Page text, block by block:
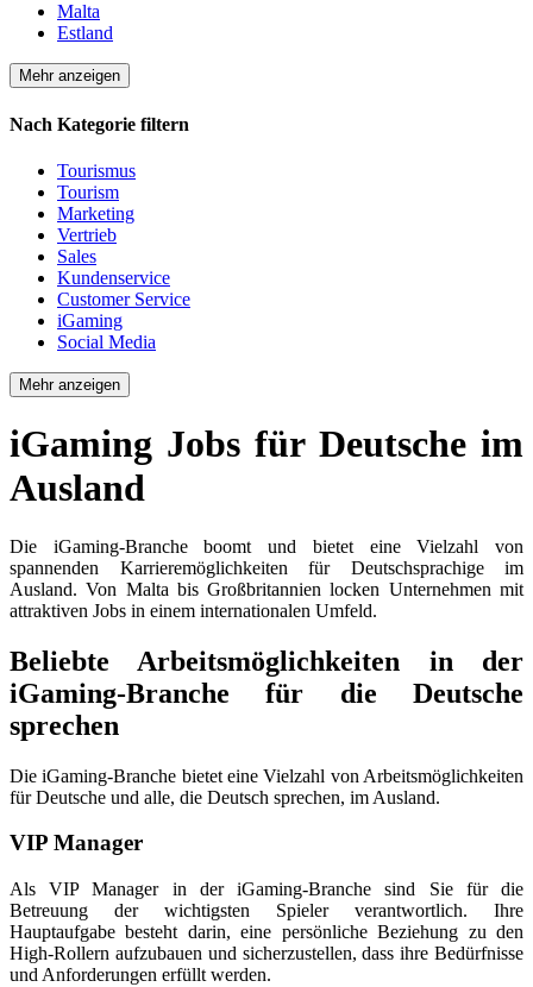
Malta
Estland
Mehr anzeigen
Nach Kategorie filtern
Tourismus
Tourism
Marketing
Vertrieb
Sales
Kundenservice
Customer Service
iGaming
Social Media
Mehr anzeigen
iGaming Jobs für Deutsche im
Ausland
Die iGaming-Branche boomt und bietet eine Vielzahl von
spannenden Karrieremöglichkeiten für Deutschsprachige im
Ausland. Von Malta bis Großbritannien locken Unternehmen mit
attraktiven Jobs in einem internationalen Umfeld.
Beliebte Arbeitsmöglichkeiten in der
iGaming-Branche für die Deutsche
sprechen
Die iGaming-Branche bietet eine Vielzahl von Arbeitsmöglichkeiten
für Deutsche und alle, die Deutsch sprechen, im Ausland.
VIP Manager
Als VIP Manager in der iGaming-Branche sind Sie für die
Betreuung der wichtigsten Spieler verantwortlich. Ihre
Hauptaufgabe besteht darin, eine persönliche Beziehung zu den
High-Rollern aufzubauen und sicherzustellen, dass ihre Bedürfnisse
und Anforderungen erfüllt werden.